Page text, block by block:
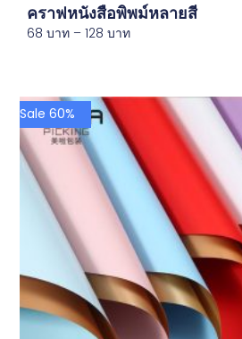
คราฟหนังสือพิพม์หลายสี
68บาท – 128บาท
Sale 60%